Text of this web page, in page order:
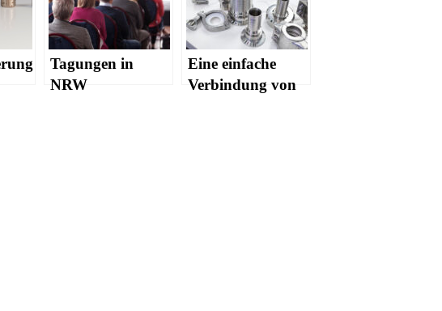
Tagungen in
NRW
Eine einfache
Verbindung von